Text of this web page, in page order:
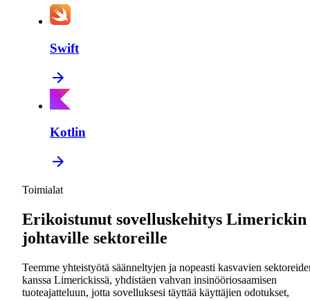
Swift
Kotlin
Toimialat
Erikoistunut sovelluskehitys Limerickin
johtaville sektoreille
Teemme yhteistyötä säänneltyjen ja nopeasti kasvavien
kanssa Limerickissä, yhdistäen vahvan insinööriosaamisen
tuoteajatteluun, jotta sovelluksesi täyttää käyttäjien odotukset,